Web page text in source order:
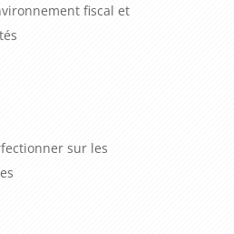
fiscal et
sur les